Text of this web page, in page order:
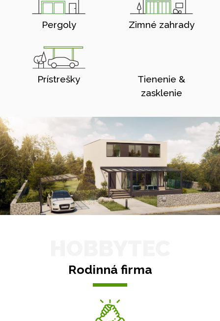
Pergoly Zimné zahrady
Prístrešky
Tienenie &
zasklenie
Rodinná firma